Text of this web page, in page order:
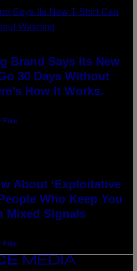
Brand Says Its New
30 Days Without
How It Works.
Fike
About ‘Exploitative
Who Keep You
Mixed Signals
Fike